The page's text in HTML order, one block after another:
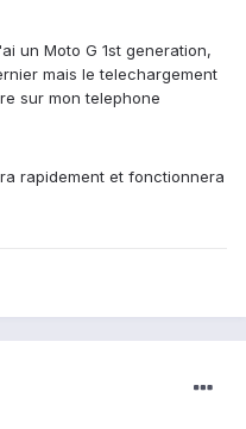
un Moto G 1st generation,
mais le telechargement
sur mon telephone
rapidement et fonctionnera